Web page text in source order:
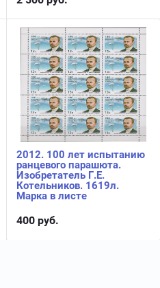
2012. 100 лет испытанию
ранцевого парашюта.
Изобретатель Г.Е.
Котельников. 1619л.
Марка в листе
400 руб.